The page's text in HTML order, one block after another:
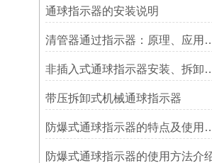
​通球指示器的安装说明
清管器通过指示器：
非插入式通球指示器
带压拆卸式机械通球指示器
防爆式通球指示器
防爆式通球指示器的使用方法介